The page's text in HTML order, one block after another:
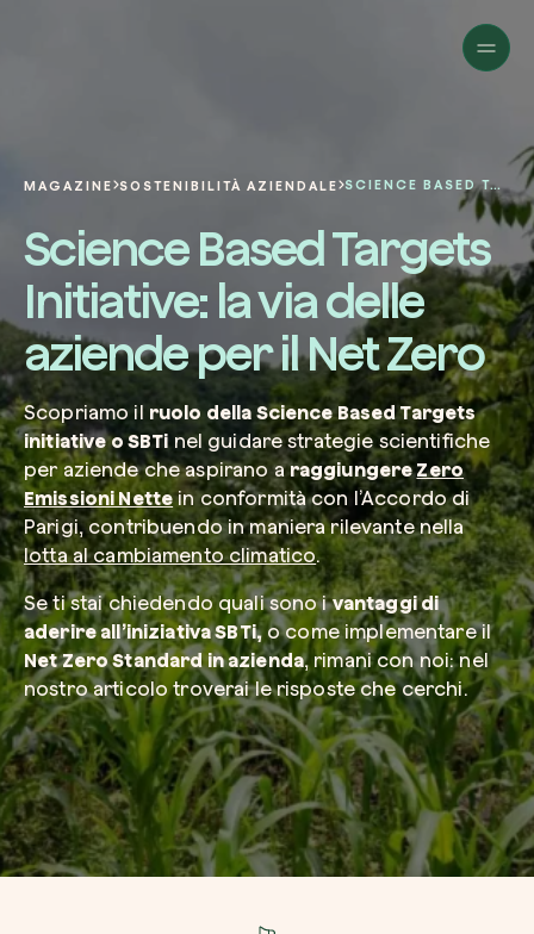
Carbon Project
Magazine
Piattaforma
Ita
MAGAZINE SOSTENIBILITÀ AZIENDALE SCIENCE BASED TARGETS INITIATIVE: LA VIA DELLE AZIENDE PER IL NET ZERO
Science Based Targets
Initiative: la via delle
aziende per il Net Zero
Scopriamo il ruolo della Science Based Targets
initiative o SBTi nel guidare strategie scientifiche
per aziende che aspirano araggiungereZero
Emissioni Nettein conformità con l’Accordo di
Parigi, contribuendo in maniera rilevante nella
lotta al cambiamento climatico.
Se ti stai chiedendo quali sono ivantaggi di
aderire all’iniziativa SBTi,o come implementare il
Net Zero Standard in azienda, rimani con noi: nel
nostro articolo troverai le risposte che cerchi.
Una piattaforma per il tracciamento
dei nostri progetti nel mondo. Usa la
dashboard dedicata per gestire e
l’impatto che hai generato.
alla web-app
Crea la tua foresta
Pianta una foresta in un’area del mondo a
Comincia ora
della tua azienda.
Compila il modulo per ricevere una
consulenza personalizzata dal nostro
esperti.
Nome e Cognome*
Email di lavoro*
Azienda*
Servizio di interesse
Come possiamo aiutarti?*